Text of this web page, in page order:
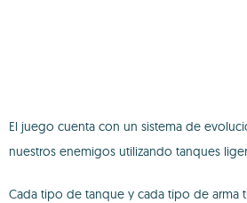
El juego cuenta con un sistema de
nuestros enemigos utilizando tanques
Cada tipo de tanque y cada tipo de arma